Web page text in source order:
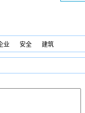
业 安全 建筑